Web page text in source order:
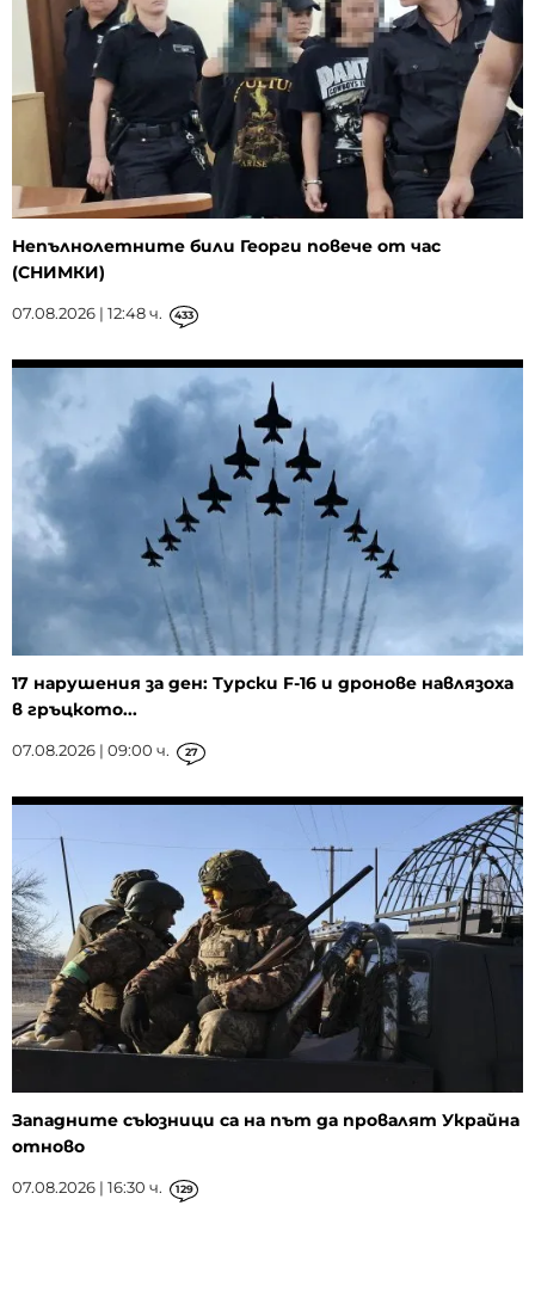
Непълнолетните били Георги повече от час
(СНИМКИ)
07.08.2026 | 12:48 ч. 433
17 нарушения за ден: Турски F-16 и дронове навлязоха
в гръцкото...
07.08.2026 | 09:00 ч. 27
Западните съюзници са на път да провалят Украйна
отново
07.08.2026 | 16:30 ч. 129